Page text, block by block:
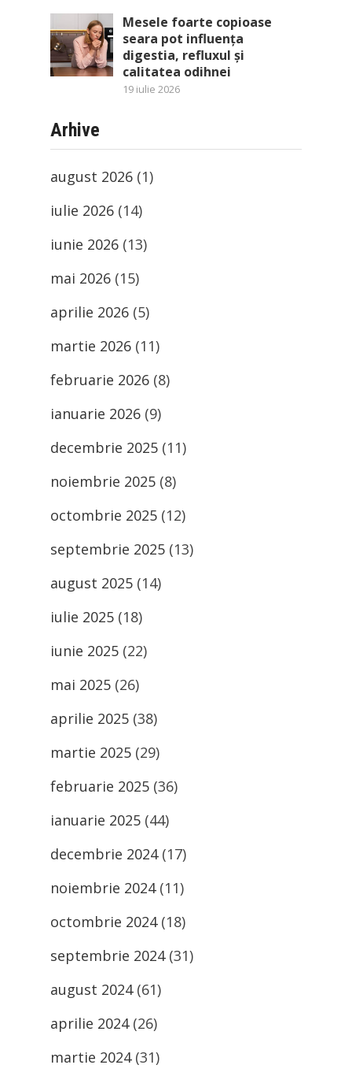
Mesele foarte copioase
seara pot influența
digestia, refluxul și
calitatea odihnei
19 iulie 2026
Arhive
august 2026 (1)
iulie 2026 (14)
iunie 2026 (13)
mai 2026 (15)
aprilie 2026 (5)
martie 2026 (11)
februarie 2026 (8)
ianuarie 2026 (9)
decembrie 2025 (11)
noiembrie 2025 (8)
octombrie 2025 (12)
septembrie 2025 (13)
august 2025 (14)
iulie 2025 (18)
iunie 2025 (22)
mai 2025 (26)
aprilie 2025 (38)
martie 2025 (29)
februarie 2025 (36)
ianuarie 2025 (44)
decembrie 2024(17)
noiembrie 2024(11)
octombrie 2024(18)
septembrie 2024(31)
august 2024(61)
aprilie 2024(26)
martie 2024(31)